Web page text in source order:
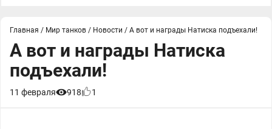
Главная / Мир танков / Новости / А вот и награды Натиска подъехали!
А вот и награды Натиска
подъехали!
11 февраля 918 1